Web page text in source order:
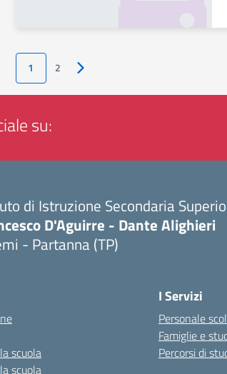
1 2 Pagina successiva
su:
di Istruzione Secondaria
D'Aguirre - Dante Alighieri
- Partanna (TP)
scuola
scuola
I Servizi
Personale
Famiglie e
Percorsi di